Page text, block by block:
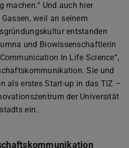
Und auch hier
weil an seinem
entstanden
und Biowissenschaftlerin
In Life Science“,
Sie und
als erstes Start-up in das TIZ –
der Universität
ein.